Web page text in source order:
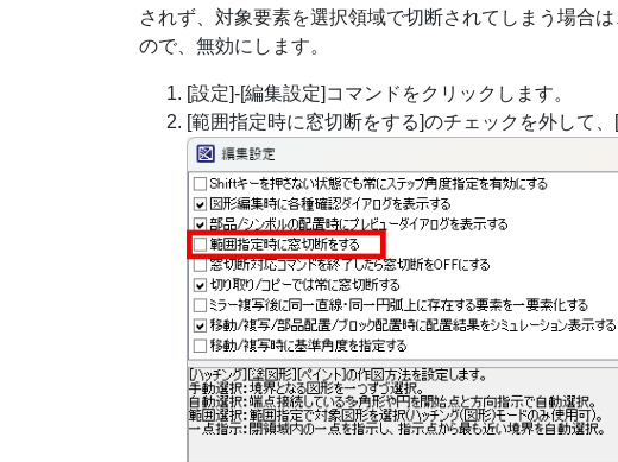
されず、対象要素を選択領域で切断されてしまう場合
ので、無効にします。
[設定]-[編集設定]コマンドをクリックします。
[範囲指定時に窓切断をする]のチェックを外して、